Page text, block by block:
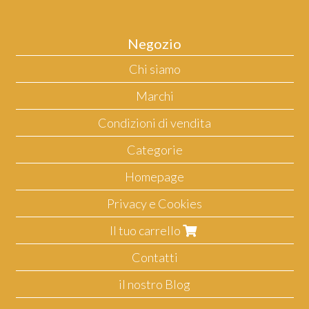
Negozio
Chi siamo
Marchi
Condizioni di vendita
Categorie
Homepage
Privacy e Cookies
Il tuo carrello
Contatti
il nostro Blog